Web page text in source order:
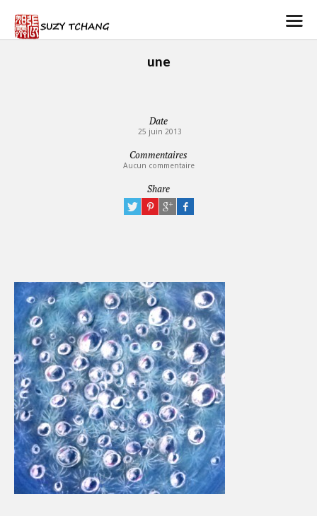
une
Date
25 juin 2013
Commentaires
Aucun commentaire
Share